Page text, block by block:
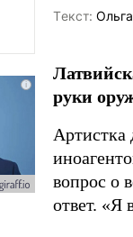
Tекст:
руки
Артистка
вопрос о
ответ. «Я